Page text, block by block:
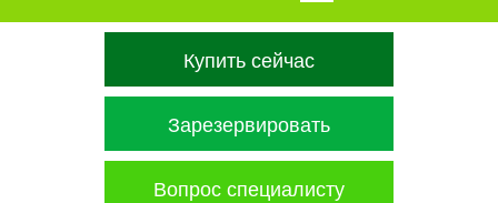
Купить сейчас
Зарезервировать
Вопрос специалисту